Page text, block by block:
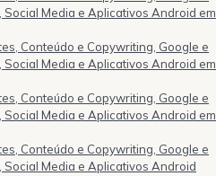
Media e Aplicativos Android em
Conteúdo e Copywriting, Google e
Media e Aplicativos Android em
Conteúdo e Copywriting, Google e
Media e Aplicativos Android em
Conteúdo e Copywriting, Google e
Social Media e Aplicativos Android